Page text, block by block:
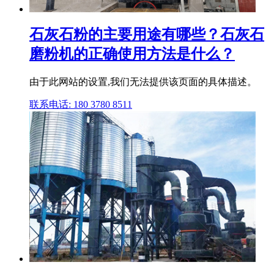
石灰石粉的主要用途有哪些？石灰石
磨粉机的正确使用方法是什么？
由于此网站的设置,我们无法提供该页面的具体描述。
联系电话: 180 3780 8511